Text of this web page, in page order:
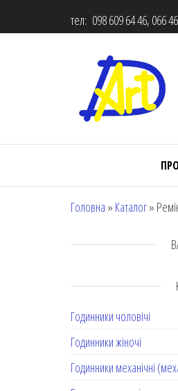
тел: 098 609 64 46, 066
Головна » Каталог»
Годинники чоловічі
Годинники жіночі
Годинники механічні